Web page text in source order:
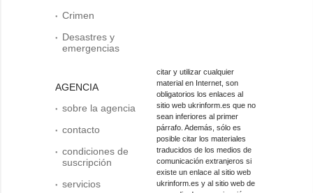
Crimen
Desastres y
emergencias
AGENCIA
sobre la agencia
contacto
condiciones de
suscripción
servicios
citar y utilizar cualquier
material en Internet, son
obligatorios los enlaces al
sitio web ukrinform.es que no
sean inferiores al primer
párrafo. Además, sólo es
posible citar los materiales
traducidos de los medios de
comunicación extranjeros si
existe un enlace al sitio web
ukrinform.es y al sitio web de